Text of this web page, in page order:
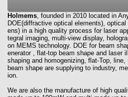
Holmems , founded in 2010 located in
DOE(diffractive optical elements), optical
ens) in a high quality process for laser
tegral imaging, multi-view display,
on MEMS technology. DOE for beam
enerator , flat-top beam shape and laser
shaping and homogenizing, flat-Top,
beam shape are supplying to industry,
ion.
We are also the manufacture of high